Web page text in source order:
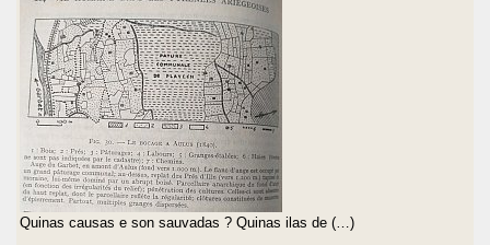
Quinas causas e son sauvadas ? Quinas ilas de (…)